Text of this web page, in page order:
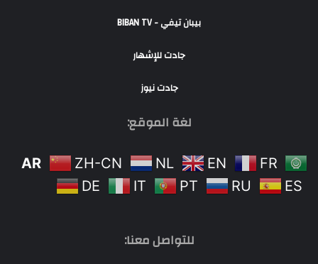
بيبان تيفي - BIBAN TV
جادت للإشهار
جادت نيوز
لغة الموقع:
AR ZH-CN NL EN
FR
DE
IT PT RU ES
للتواصل معنا: